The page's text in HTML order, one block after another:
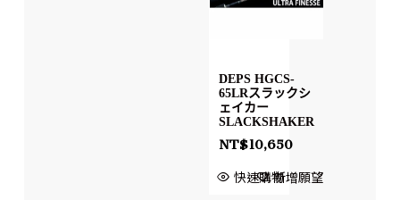
DEPS HGCS-
65LRスラックシ
ェイカー
SLACKSHAKER
NT$10,650
快速購物新增願望